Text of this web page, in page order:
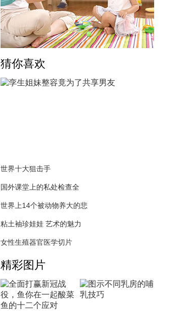
猜你喜欢
世界十大狙击手
国外课堂上的私处检查全
世界上14个被动物养大的悲
粘土袖珍娃娃 艺术的魅力
女性生殖器官医学切片
精彩图片